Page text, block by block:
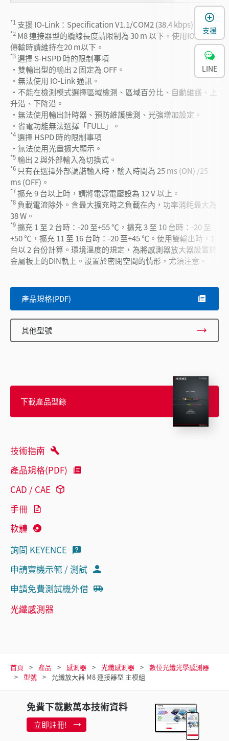
*1 支援 IO-Link：Specification V1.1/COM2 (38.4 kbps)
*2 M8 連接器型的纜線長度請限制為 30 m 以下。使用IO-Link
傳輸時請維持在20 m以下。
*3選擇 S-HSPD 時的限制事項
・雙輸出型的輸出 2 固定為 OFF。
・無法使用 IO-Link 通訊。
・不能在檢測模式選擇區域檢測、區域百分比、自動維護、上
升沿、下降沿。
・無法使用輸出計時器、預防維護檢測、光強增加設定。
・省電功能無法選擇「FULL」。
*4選擇 HSPD 時的限制事項
・無法使用光量擴大顯示。
*5輸出 2 與外部輸入為切換式。
*6 只有在選擇外部調諧輸入時，輸入時間為 25 ms (ON) /25
ms (OFF)。
*7擴充 9 台以上時，請將電源電壓設為 12 V 以上。
*8 負載電流除外。含最大擴充時之負載在內，功率消耗最大為
38 W。
*9擴充 1 至 2 台時：-20 至+55 ℃，擴充 3 至 10 台時：-20 至
+50 ℃，擴充 11 至 16 台時：-20 至+45 ℃。使用雙輸出時，1
台以 2 台份計算。環境溫度的規定，為將感測器放大器設置於
金屬板上的DIN軌上。設置於密閉空間的情形，尤須注意。
產品規格(PDF)
其他型號
下載產品型錄
技術指南
產品規格(PDF)
CAD / CAE
手冊
軟體
詢問 KEYENCE
申請實機示範 / 測試
申請免費測試機外借
光纖感測器
首頁 產品 感測器 光纖感測器
數位光纖光學感測器
型號
光纖放大器 M8 連接器型 主模組
免費下載數萬本技術資料
立即註冊!
支援
LINE